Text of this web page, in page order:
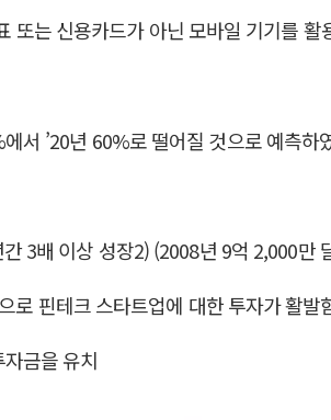
또는 신용카드가 아닌 모바일 기기를 활
서 ’20년 60%로 떨어질 것으로 예측
3배 이상 성장2) (2008년 9억 2,000
로 핀테크 스타트업에 대한 투자가 활발
금을 유치